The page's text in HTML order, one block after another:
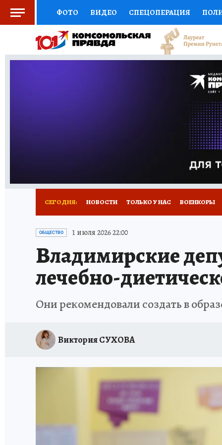
ФОТО ВИДЕО СПЕЦОПЕРАЦИЯ
СОЦПОДДЕРЖКА НАУКА СПОРТ
ВЫБОР ЭКСПЕРТОВ ДОКТОР
ПРОГНОЗЫ НА СПОРТ
НОВОЕ
СЕГОДНЯ: НОВОСТИ ТОЛЬКО У НАС ВОЕНКОРЫ
ИСПЫТАНО НА СЕБЕ
ОБЩЕСТВО 1 июля 2026 22:00
Владимирские
лечебно-
Они рекомендовали создать в
Виктория СУХОВА